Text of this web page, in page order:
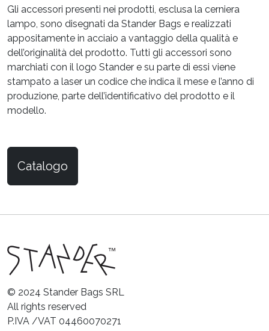
Gli accessori presenti nei prodotti, esclusa la cerniera
lampo, sono disegnati da Stander Bags e realizzati
appositamente in acciaio a vantaggio della qualità e
dell’originalità del prodotto. Tutti gli accessori sono
marchiati con il logo Stander e su parte di essi viene
stampato a laser un codice che indica il mese e l’anno di
produzione, parte dell’identificativo del prodotto e il
modello.
Catalogo
© 2024 Stander Bags SRL
All rights reserved
P.IVA /VAT 04460070271